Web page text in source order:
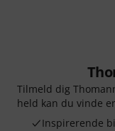
Tilmeld dig
held kan du vinde
Inspirerende